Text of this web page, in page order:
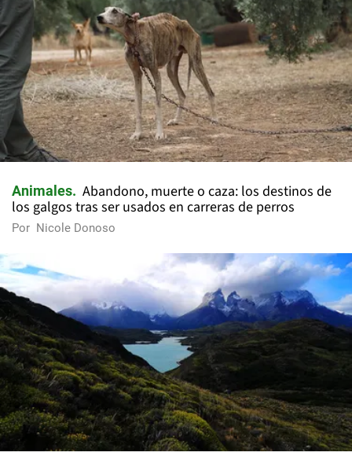
Animales
Abandono, muerte o caza: los destinos de
los galgos tras ser usados en carreras de perros
Por Nicole Donoso